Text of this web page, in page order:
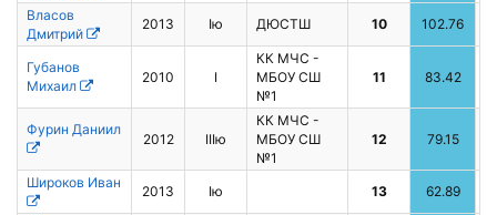
Власов
Дмитрий
2013 Iю ДЮСТШ 10 102.76
Губанов
Михаил
2010 I
КК МЧС -
МБОУ СШ
№1
11 83.42
Фурин Даниил
2012 IIIю
КК МЧС -
МБОУ СШ
№1
12 79.15
Широков Иван
2013 Iю 13 62.89